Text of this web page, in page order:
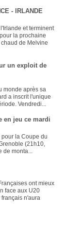
- IRLANDE
et terminent
la prochaine
de Melvine
un exploit de
monde après sa
a inscrit l'unique
Vendredi...
en jeu ce mardi
la Coupe du
(21h10,
monta...
ont mieux
face aux U20
n'aura